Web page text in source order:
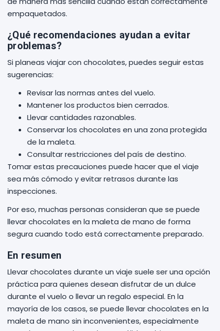
empaquetados.
¿Qué recomendaciones ayudan a evitar
problemas?
Si planeas viajar con chocolates, puedes seguir estas
sugerencias:
Revisar las normas antes del vuelo.
Mantener los productos bien cerrados.
Llevar cantidades razonables.
Conservar los chocolates en una zona protegida
de la maleta.
Consultar restricciones del país de destino.
Tomar estas precauciones puede hacer que el viaje
sea más cómodo y evitar retrasos durante las
inspecciones.
Por eso, muchas personas consideran que se puede
llevar chocolates en la maleta de mano de forma
segura cuando todo está correctamente preparado.
En resumen
Llevar chocolates durante un viaje suele ser una opción
práctica para quienes desean disfrutar de un dulce
durante el vuelo o llevar un regalo especial. En la
mayoría de los casos, se puede llevar chocolates en la
maleta de mano sin inconvenientes, especialmente